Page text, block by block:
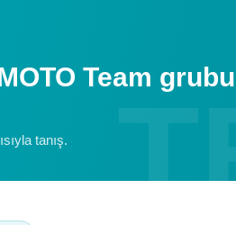
Team
tanış.